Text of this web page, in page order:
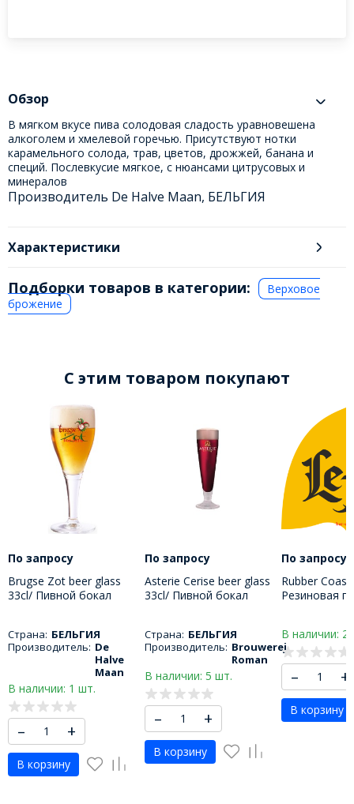
Обзор
В мягком вкусе пива солодовая сладость уравновешена
алкоголем и хмелевой горечью. Присутствуют нотки
карамельного солода, трав, цветов, дрожжей, банана и
специй. Послевкусие мягкое, с нюансами цитрусовых и
минералов
Производитель De Halve Maan, БЕЛЬГИЯ
Характеристики
Подборки товаров в категории:
Верховое
брожение
C этим товаром покупают
По запросу
Brugse Zot beer glass
33cl/ Пивной бокал
Страна: БЕЛЬГИЯ
Производитель: De
Halve
Maan
В наличии: 1 шт.
– +
В корзину
По запросу
Asterie Cerise beer glass
33cl/ Пивной бокал
Страна: БЕЛЬГИЯ
Производитель: Brouwerej
Roman
В наличии: 5 шт.
– +
В корзину
По запросу
Rubber
Резиновая
В наличии: 2
– +
В корзину